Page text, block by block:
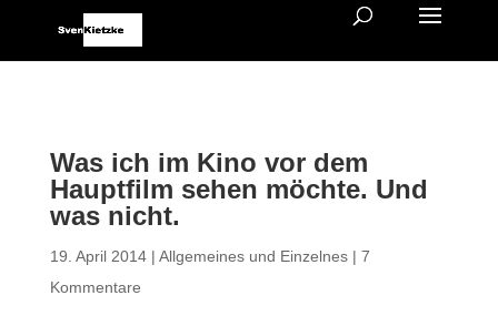
Was ich im Kino vor dem
Hauptfilm sehen möchte. Und
was nicht.
19. April 2014| Allgemeines und Einzelnes| 7
Kommentare